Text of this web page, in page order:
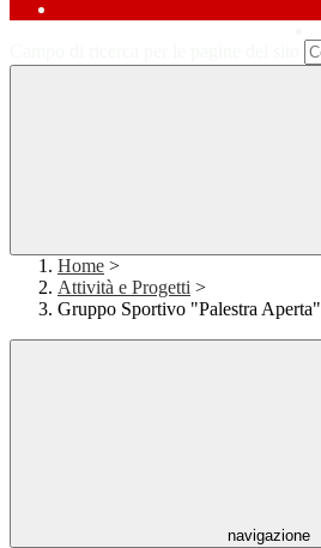
Home >
Attività e Progetti >
Gruppo Sportivo "Palestra Aperta"
navigazione